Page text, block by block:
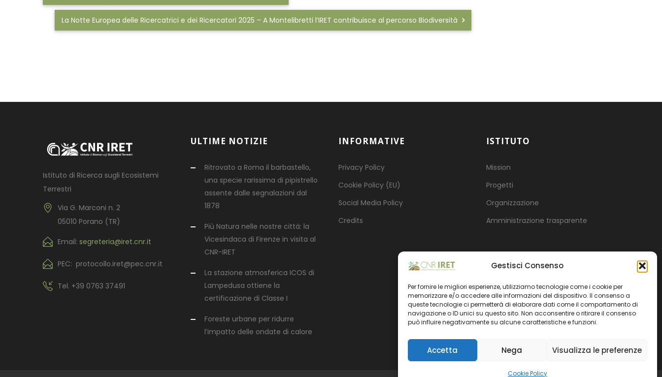
Gestisci Consenso
Per fornire le migliori esperienze, utilizziamo tecnologie come i cookie per
memorizzare e/o accedere alle informazioni del dispositivo. Il consenso a
queste tecnologie ci permetterà di elaborare dati come il comportamento di
navigazione o ID unici su questo sito. Non acconsentire o ritirare il consenso
può influire negativamente su alcune caratteristiche e funzioni.
Accetta Nega Visualizza le preferenze
Cookie Policy
La Notte Europea delle Ricercatrici e dei Ricercatori 2025 – A Montelibretti l’IRET contribuisce al percorso Biodiversità
Istituto di Ricerca sugli Ecosistemi
Terrestri
Via G. Marconi n. 2
05010 Porano (TR)
Email: segreteria@iret.cnr.it
PEC: protocollo.iret@pec.cnr.it
Tel. +39 0763 37491
ULTIME NOTIZIE
Ritrovato a Roma il barbastello,
una specie rarissima di pipistrello
assente dalle segnalazioni dal
1878
Più Natura nelle nostre città: la
Vicesindaca di Firenze in visita al
CNR-IRET
La stazione atmosferica ICOS di
Lampedusa ottiene la
certificazione di Classe I
Foreste urbane per ridurre
l’impatto delle ondate di calore
INFORMATIVE
Privacy Policy
Cookie Policy (EU)
Social Media Policy
Credits
ISTITUTO
Mission
Progetti
Organizzazione
Amministrazione trasparente